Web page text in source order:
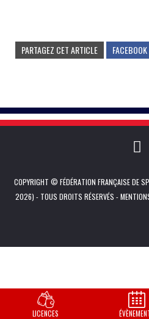
PARTAGEZ CET ARTICLE FACEBOOK
COPYRIGHT © FÉDÉRATION FRANÇAISE DE
2026) - TOUS DROITS RÉSERVÉS -
LICENCES